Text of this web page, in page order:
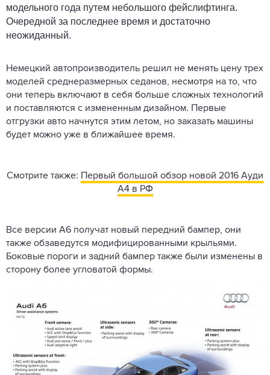
модельного года путем небольшого фейслифтинга.
Очередной за последнее время и достаточно
неожиданный.
Немецкий автопроизводитель решил не менять цену трех
моделей среднеразмерных седанов, несмотря на то, что
они теперь включают в себя больше сложных технологий
и поставляются с измененным дизайном. Первые
отгрузки авто начнутся этим летом, но заказать машины
будет можно уже в ближайшее время.
Смотрите также: Первый большой обзор новой 2016 Ауди
A4 в РФ
Все версии A6 получат новый передний бампер, они
также обзаведутся модифицированными крыльями.
Боковые пороги и задний бампер также были изменены в
сторону более угловатой формы.